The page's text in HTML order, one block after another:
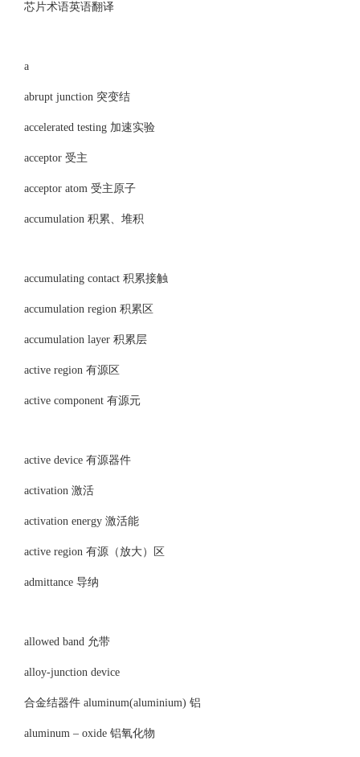
芯片术语英语翻译
a
abrupt junction 突变结
accelerated testing 加速实验
acceptor 受主
acceptor atom 受主原子
accumulation 积累、堆积
accumulating contact 积累接触
accumulation region 积累区
accumulation layer 积累层
active region 有源区
active component 有源元
active device 有源器件
activation 激活
activation energy 激活能
active region 有源（放大）区
admittance 导纳
allowed band 允带
alloy-junction device
合金结器件 aluminum(aluminium) 铝
aluminum – oxide 铝氧化物